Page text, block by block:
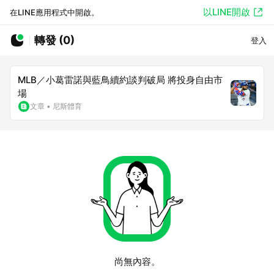
在LINE應用程式中開啟。 以LINE開啟
轉發 (0) 登入
MLB／小葛雷諾與藍鳥續約談判破局 將投身自由市
場
文章 • 尼斯體育
尚無內容。